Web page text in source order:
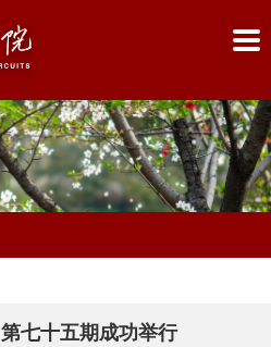
七十五期成功举行